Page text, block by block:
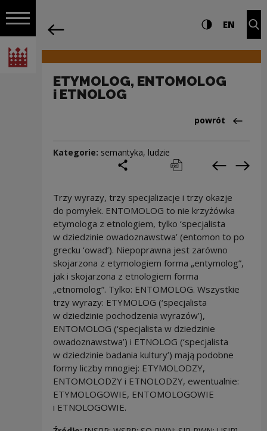
Włącz nawigację
Narodowe Centrum Kultury
Nawigacja Ustawienia i Wysoki
EN
ETYMOLOG, ENTOMOLOG
i ETNOLOG
Powrót
powrót
Kategorie: semantyka, ludzie
podziel się
drukuj pobierz
Trzy wyrazy, trzy specjalizacje i trzy okazje
do pomyłek. ENTOMOLOG to nie krzyżówka
etymologa z etnologiem, tylko ‘specjalista
w dziedzinie owadoznawstwa’ (entomon to po
grecku ‘owad’). Niepoprawna jest zarówno
skojarzona z etymologiem forma „entymolog”,
jak i skojarzona z etnologiem forma
„etnomolog”. Tylko: ENTOMOLOG. Wszystkie
trzy wyrazy: ETYMOLOG (‘specjalista
w dziedzinie pochodzenia wyrazów’),
ENTOMOLOG (‘specjalista w dziedzinie
owadoznawstwa’) i ETNOLOG (‘specjalista
w dziedzinie badania kultury’) mają podobne
formy liczby mnogiej: ETYMOLODZY,
ENTOMOLODZY i ETNOLODZY, ewentualnie:
ETYMOLOGOWIE, ENTOMOLOGOWIE
i ETNOLOGOWIE.